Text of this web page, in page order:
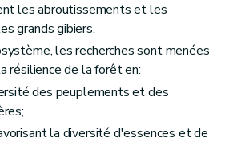
les abroutissements et les
grands gibiers.
les recherches sont menées
résilience de la forêt en:
des peuplements et des
la diversité d'essences et de